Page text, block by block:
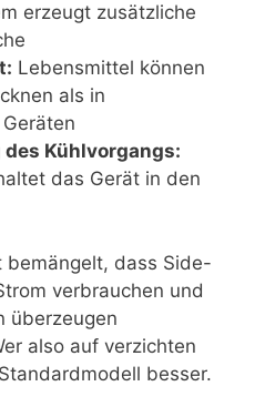
erzeugt zusätzliche
Lebensmittel können
als in
Kühlvorgangs:
das Gerät in den
bemängelt, dass Side-
verbrauchen und
überzeugen
also auf verzichten
besser.